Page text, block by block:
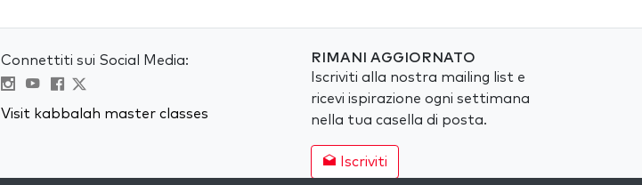
Connettiti sui Social Media:
Visit kabbalah master classes
RIMANI AGGIORNATO
Iscriviti alla nostra mailing list e
ricevi ispirazione ogni settimana
nella tua casella di posta.
Iscriviti